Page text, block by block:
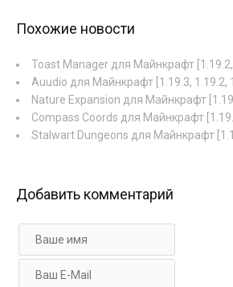
Похожие новости
Toast Manager для Майнкрафт [1.19.2,
Auudio для Майнкрафт [1.19.3, 1.19.2,
Nature Expansion для Майнкрафт
Compass Coords для Майнкрафт
Stalwart Dungeons для Майнкрафт
Добавить комментарий